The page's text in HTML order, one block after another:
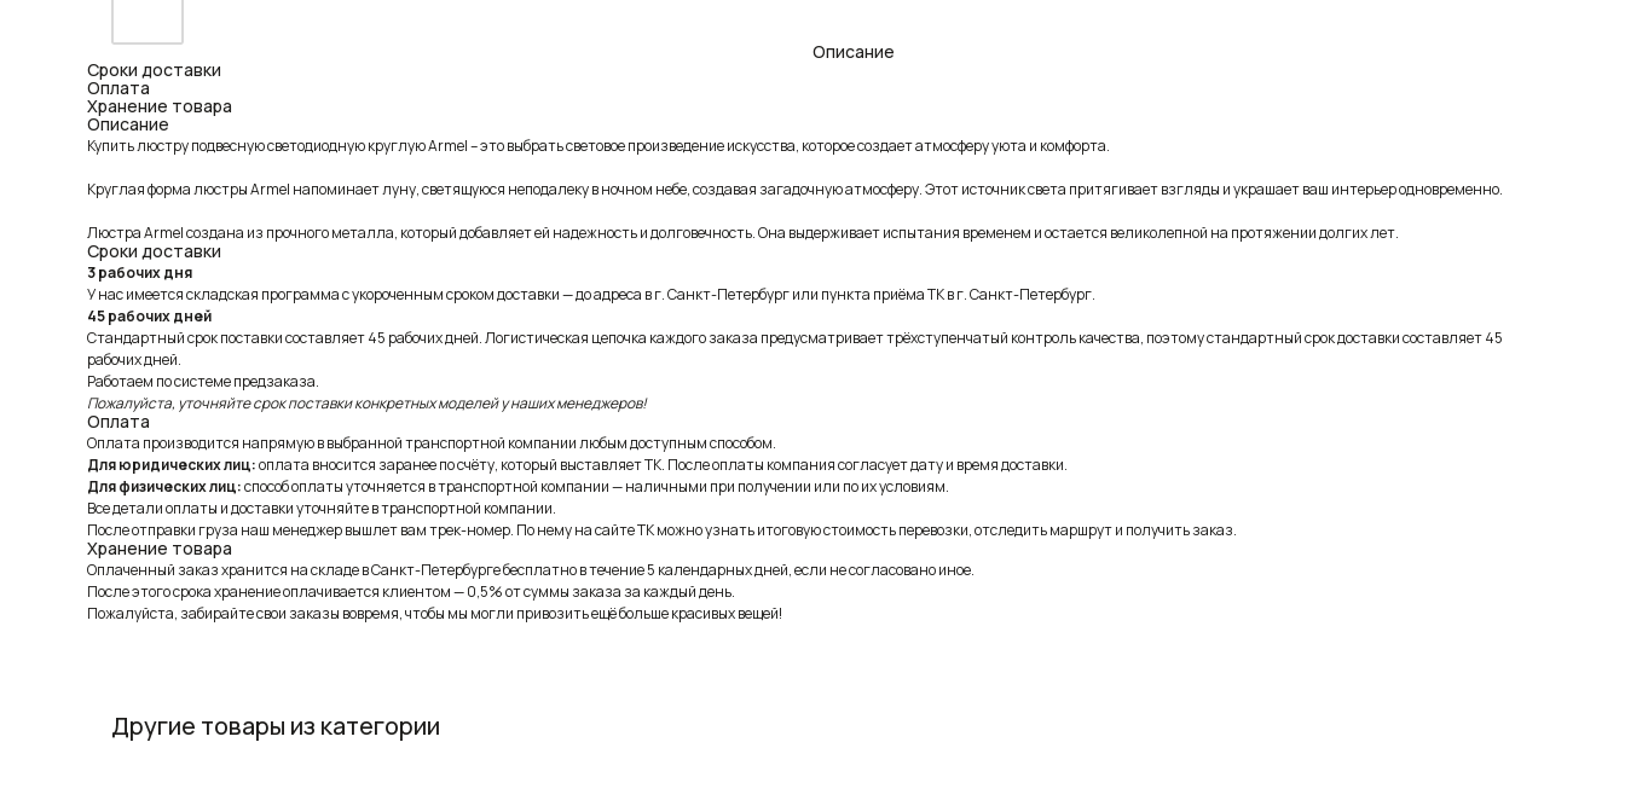
Описание
Сроки доставки
Оплата
Хранение товара
Описание
Купить люстру подвесную светодиодную круглую Armel – это выбрать световое произведение искусства, которое создает атмосферу уюта и комфорта.
Круглая форма люстры Armel напоминает луну, светящуюся неподалеку в ночном небе, создавая загадочную атмосферу. Этот источник света притягивает взгляды и украшает ваш интерьер одновременно.
Люстра Armel создана из прочного металла, который добавляет ей надежность и долговечность. Она выдерживает испытания временем и остается великолепной на протяжении долгих лет.
Сроки доставки
3 рабочих дня
У нас имеется складская программа с укороченным сроком доставки — до адреса в г. Санкт-Петербург или пункта приёма ТК в г. Санкт-Петербург.
45 рабочих дней
Стандартный срок поставки составляет 45 рабочих дней. Логистическая цепочка каждого заказа предусматривает трёхступенчатый контроль качества, поэтому стандартный срок доставки составляет 45
рабочих дней.
Работаем по системе предзаказа.
Пожалуйста, уточняйте срок поставки конкретных моделей у наших менеджеров!
Оплата
Оплата производится напрямую в выбранной транспортной компании любым доступным способом.
Для юридических лиц:оплата вносится заранее по счёту, который выставляет ТК. После оплаты компания согласует дату и время доставки.
Для физических лиц:способ оплаты уточняется в транспортной компании — наличными при получении или по их условиям.
Все детали оплаты и доставки уточняйте в транспортной компании.
После отправки груза наш менеджер вышлет вам трек-номер. По нему на сайте ТК можно узнать итоговую стоимость перевозки, отследить маршрут и получить заказ.
Хранение товара
Оплаченный заказ хранится на складе в Санкт-Петербурге бесплатно в течение 5 календарных дней, если не согласовано иное.
После этого срока хранение оплачивается клиентом — 0,5% от суммы заказа за каждый день.
Пожалуйста, забирайте свои заказы вовремя, чтобы мы могли привозить ещё больше красивых вещей!
Другие товары из категории